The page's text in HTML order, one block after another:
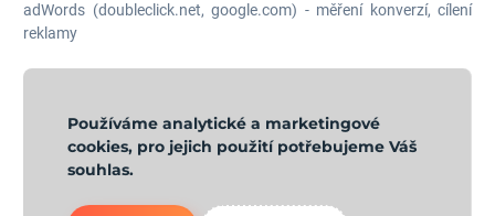
adWords (doubleclick.net, google.com) - měření konverzí, cílení
reklamy
Používáme analytické a marketingové
cookies, pro jejich použití potřebujeme Váš
souhlas.